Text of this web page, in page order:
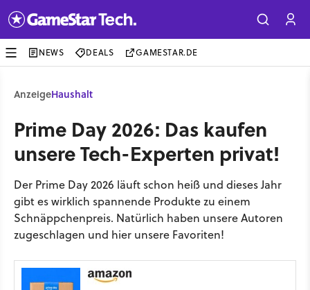
NEWS DEALS GAMESTAR.DE
AnzeigeHaushalt
Prime Day 2026: Das kaufen
unsere Tech-Experten privat!
Der Prime Day 2026 läuft schon heiß und dieses Jahr
gibt es wirklich spannende Produkte zu einem
Schnäppchenpreis. Natürlich haben unsere Autoren
zugeschlagen und hier unsere Favoriten!